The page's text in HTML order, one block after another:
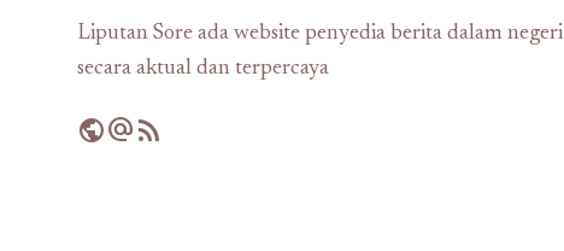
Liputan Sore ada website penyedia berita dalam negeri
secara aktual dan terpercaya
publicalternate_emailrss_feed